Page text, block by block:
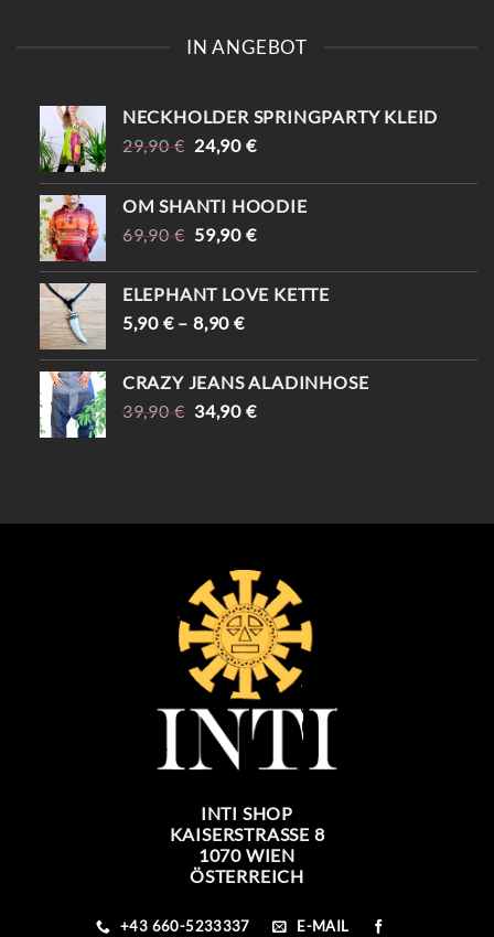
IN ANGEBOT
NECKHOLDER SPRINGPARTY KLEID
29,90€ URSPRÜNGLICHER
WAR:
29,90 €
24,90 €AKTUELLER
IST:
24,90 €.
OM SHANTI HOODIE
69,90€ URSPRÜNGLICHER
WAR:
69,90 €
59,90 €AKTUELLER
IST:
59,90 €.
ELEPHANT LOVE KETTE
5,90 €–8,90€
CRAZY JEANS ALADINHOSE
39,90€ URSPRÜNGLICHER
34,90 €AKTUELLER
INTI SHOP
KAISERSTRASSE 8
1070 WIEN
ÖSTERREICH
+43 660-5233337 E-MAIL